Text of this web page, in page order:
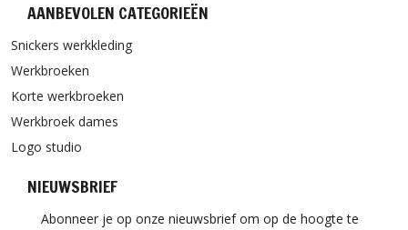
AANBEVOLEN CATEGORIEËN
Snickers werkkleding
Werkbroeken
Korte werkbroeken
Werkbroek dames
Logo studio
NIEUWSBRIEF
Abonneer je op onze nieuwsbrief om op de hoogte te